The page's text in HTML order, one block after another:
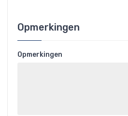
Opmerkingen
Opmerkingen